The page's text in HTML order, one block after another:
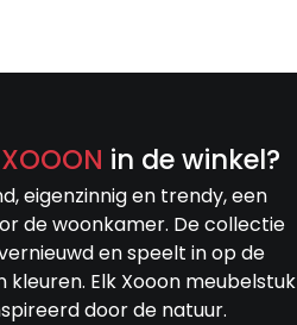
XOOON in de winkel?
eigenzinnig en trendy, een
de woonkamer. De collectie
en speelt in op de
kleuren. Elk Xooon meubelstuk
door de natuur.